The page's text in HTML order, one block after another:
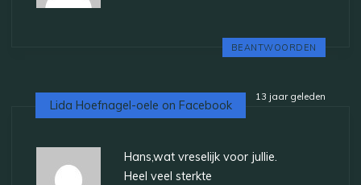
BEANTWOORDEN
13 jaar geleden
Lida Hoefnagel-oele on Facebook
Hans,wat vreselijk voor jullie.
Heel veel sterkte